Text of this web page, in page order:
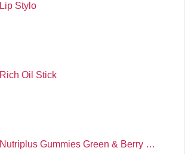
Lip Stylo
Rich Oil Stick
Nutriplus Gummies Green & Berry …